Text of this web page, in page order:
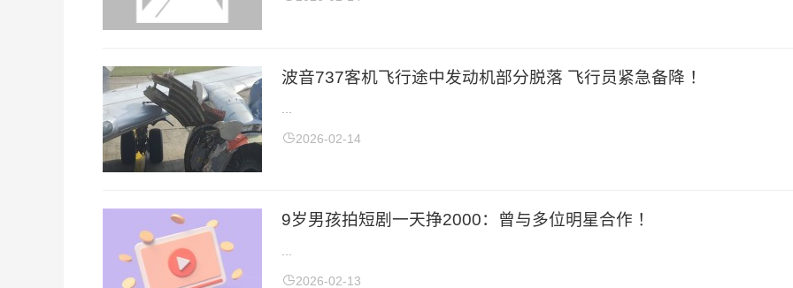
波音737客机飞行途中发动机部分脱落 飞行员紧急备降 ！
2026-02-14
9岁男孩拍短剧一天挣2000：曾与多位明星合作 ！
2026-02-13